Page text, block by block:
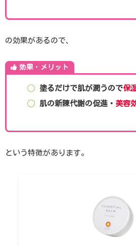
の効果があるので、
効果・ メリット
塗るだけで肌が潤うので保
肌の新陳代謝の促進・ 美容
という特徴があります。